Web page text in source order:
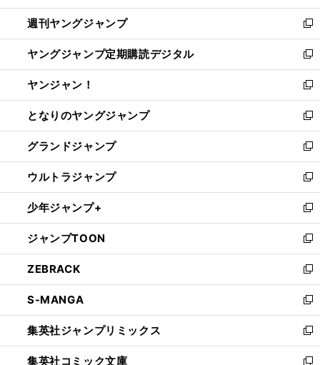
開
く
ウ
で
開
く
ン
ド
ウ
で
開
く
ウ
ィ
ン
ド
ウ
で
開
く
週刊ヤングジャンプ
新
し
い
ウ
ィ
ン
ド
ウ
で
開
く
ヤングジャンプ定期購読デジタル
新
し
い
ウ
ィ
ン
ド
ウ
で
開
く
ヤンジャン！
新
し
い
ウ
ィ
ン
ド
ウ
で
開
く
となりのヤングジャンプ
新
し
い
ウ
ィ
ン
ド
ウ
で
開
く
グランドジャンプ
新
し
い
ウ
ィ
ン
ド
ウ
で
開
く
ウルトラジャンプ
新
し
い
ウ
ィ
ン
ド
ウ
で
開
く
少年ジャンプ+
新
し
い
ウ
ィ
ン
ド
ウ
で
開
く
ジャンプTOON
新
し
い
ウ
ィ
ン
ド
ウ
で
ZEBRACK
新
し
い
ウ
ィ
ン
ド
S-MANGA
新
し
い
ウ
集英社ジャンプリミックス
新
し
集英社コミック文庫